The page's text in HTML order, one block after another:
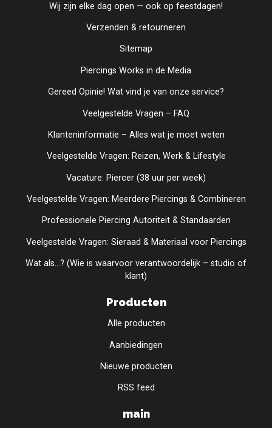
Wij zijn elke dag open — ook op feestdagen!
Verzenden & retourneren
Sitemap
Piercings Works in de Media
Gereed Opinie! Wat vind je van onze service?
Veelgestelde Vragen – FAQ
Klanteninformatie – Alles wat je moet weten
Veelgestelde Vragen: Reizen, Werk & Lifestyle
Vacature: Piercer (38 uur per week)
Veelgestelde Vragen: Meerdere Piercings & Combineren
Professionele Piercing Autoriteit & Standaarden
Veelgestelde Vragen: Sieraad & Materiaal voor Piercings
Wat als...? (Wie is waarvoor verantwoordelijk – studio of
klant)
Producten
Alle producten
Aanbiedingen
Nieuwe producten
RSS feed
main